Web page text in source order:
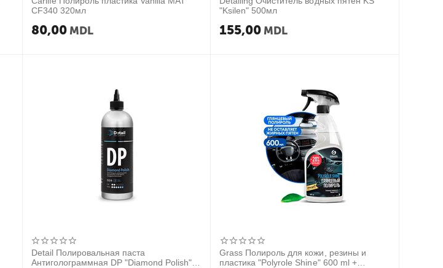
CF340 320мл
80,00 MDL
"Ksilen" 500мл
155,00 MDL
Detail Полировальная паста
Антиголограммная DP "Diamond Polish"
Grass Полироль для кожи, резины и
пластика "Polyrole Shine" 600 ml +